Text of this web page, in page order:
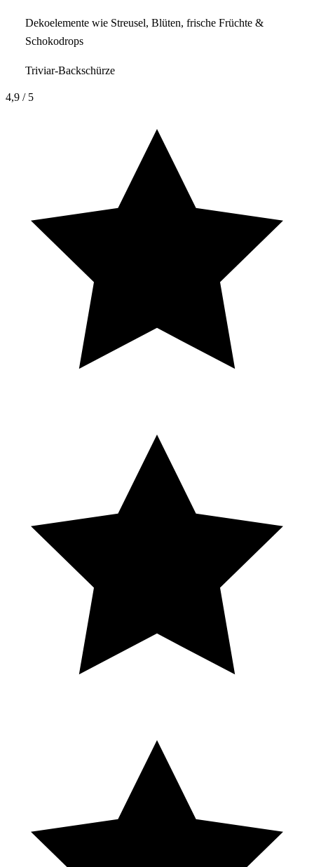
Dekoelemente wie Streusel, Blüten, frische Früchte &
Schokodrops
Triviar-Backschürze
4,9 / 5